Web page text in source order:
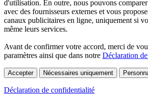
d'utilisation. En outre, nous pouvons
avec des fournisseurs externes et vous
canaux publicitaires en ligne, uniquement si
même leurs services.
Avant de confirmer votre accord, merci de
paramètres ainsi que dans notre Déclaration
Accepter Nécessaires uniquement
Déclaration de confidentialité